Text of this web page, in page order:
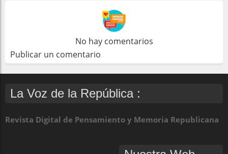
No hay comentarios
Publicar un comentario
La Voz de la República :
Revista Digital de Pensamiento y Memoria Republicana